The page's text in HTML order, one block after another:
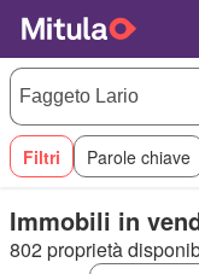
Filtri Parole chiave
Immobili in
802 proprietà